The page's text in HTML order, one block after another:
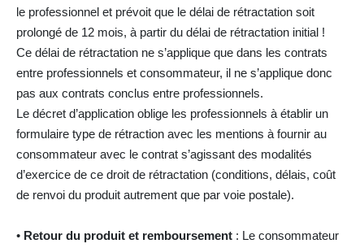
le professionnel et prévoit que le délai de rétractation soit
prolongé de 12 mois, à partir du délai de rétractation initial !
Ce délai de rétractation ne s’applique que dans les contrats
entre professionnels et consommateur, il ne s’applique donc
pas aux contrats conclus entre professionnels.
Le décret d’application oblige les professionnels à établir un
formulaire type de rétraction avec les mentions à fournir au
consommateur avec le contrat s’agissant des modalités
d’exercice de ce droit de rétractation (conditions, délais, coût
de renvoi du produit autrement que par voie postale).
• Retour du produit et remboursement : Le consommateur